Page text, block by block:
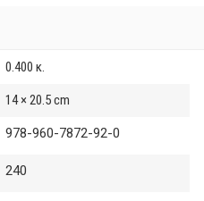
0.400 κ.
14 × 20.5 cm
978-960-7872-92-0
240